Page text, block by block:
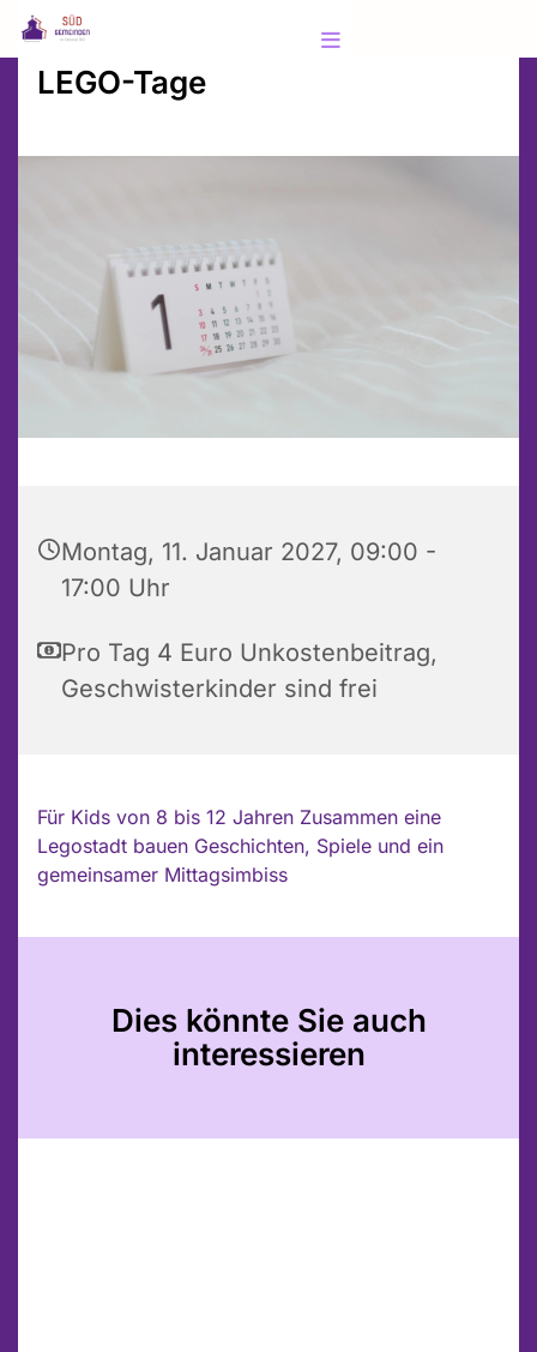
LEGO-Tage
Montag, 11. Januar 2027, 09:00 -
17:00 Uhr
Pro Tag 4 Euro Unkostenbeitrag,
Geschwisterkinder sind frei
Für Kids von 8 bis 12 Jahren Zusammen eine
Legostadt bauen Geschichten, Spiele und ein
gemeinsamer Mittagsimbiss
Dies könnte Sie auch
interessieren